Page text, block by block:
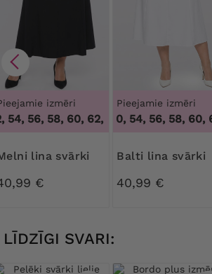
izmēri
56, 58, 60, 62,50, 52, 54, 56, 58, 60,
Melni lina svārki
€
Pieejamie izmēri
48, 50, 54, 56, 58, 60,
Balti lina svārki
40,99 €
LĪDZĪGI SVARI: